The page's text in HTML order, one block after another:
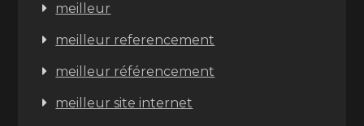
meilleur
meilleur referencement
meilleur référencement
meilleur site internet